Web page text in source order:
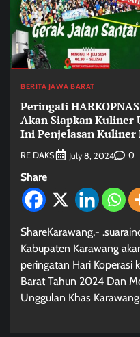
BERITA JAWA BARAT
Peringati
Akan Siapkan Kuliner
Ini Penjelasan Kuliner
RE DAKSI July 8, 2024 0
Share
ShareKarawang,-
Kabupaten Karawang
peringatan Hari Koperasi
Barat Tahun 2024 Dan
Unggulan Khas